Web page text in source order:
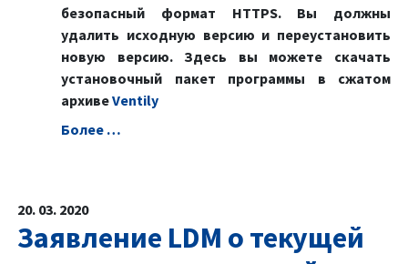
безопасный формат HTTPS. Вы должны
удалить исходную версию и переустановить
новую версию. Здесь вы можете скачать
установочный пакет программы в сжатом
архивеVentily
Болeе …
20. 03. 2020
Заявление LDM о текущей